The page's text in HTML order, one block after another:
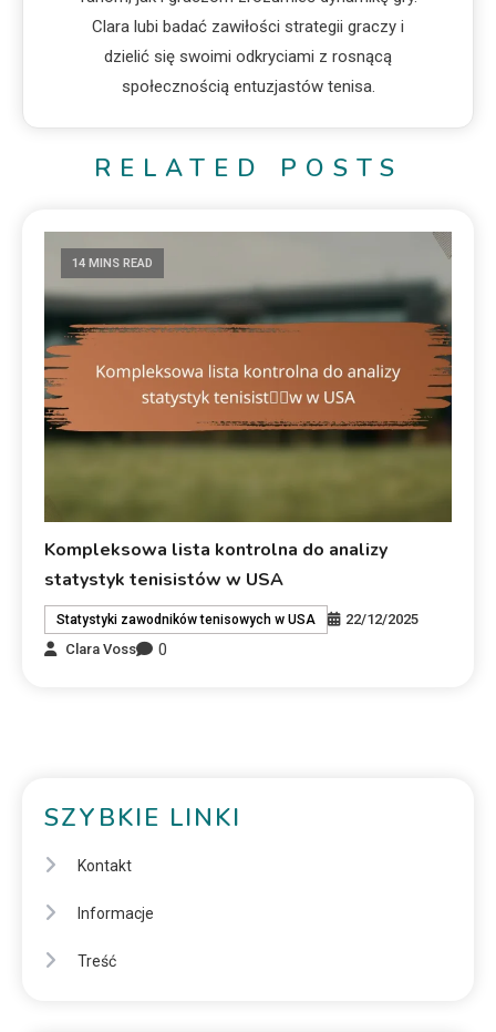
Clara lubi badać zawiłości strategii graczy i
dzielić się swoimi odkryciami z rosnącą
społecznością entuzjastów tenisa.
RELATED POSTS
14 MINS READ
Kompleksowa lista kontrolna do analizy
statystyk tenisistów w USA
Statystyki zawodników tenisowych w USA
22/12/2025
Clara Voss
0
SZYBKIE LINKI
Kontakt
Informacje
Treść